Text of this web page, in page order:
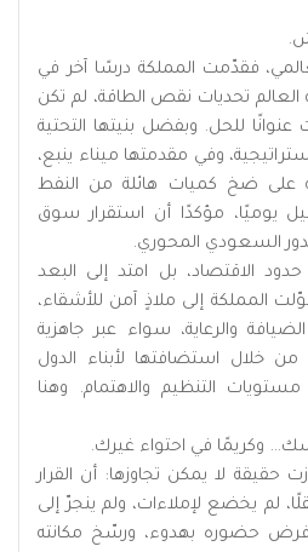
فقدّمت المملكة درسًا آخر في
العالم تحديات نقص الطاقة، لم تكن
للحل. وبفضل بنيتها التحتية
وفي مقدمتها ميناء ينبع،
على ضخ كميات هائلة من النفط
يوميًا، مؤكدًا أن استقرار سوق
السعودي المحوري.
الاقتصاد، بل امتد إلى البعد
المملكة إلى ملاذٍ آمن للأشقاء،
والرعاية، سواء عبر جاهزية
من خلال استضافتها لأبناء الدول
التنظيم والاهتمام. وهنا
وكريمًا في احتواء غيرك.
لا يمكن تجاوزها: أن القرار
لم يخضع لإملاءات، ولم ينجرّ إلى
حضوره بهدوء، ورسّخ مكانته